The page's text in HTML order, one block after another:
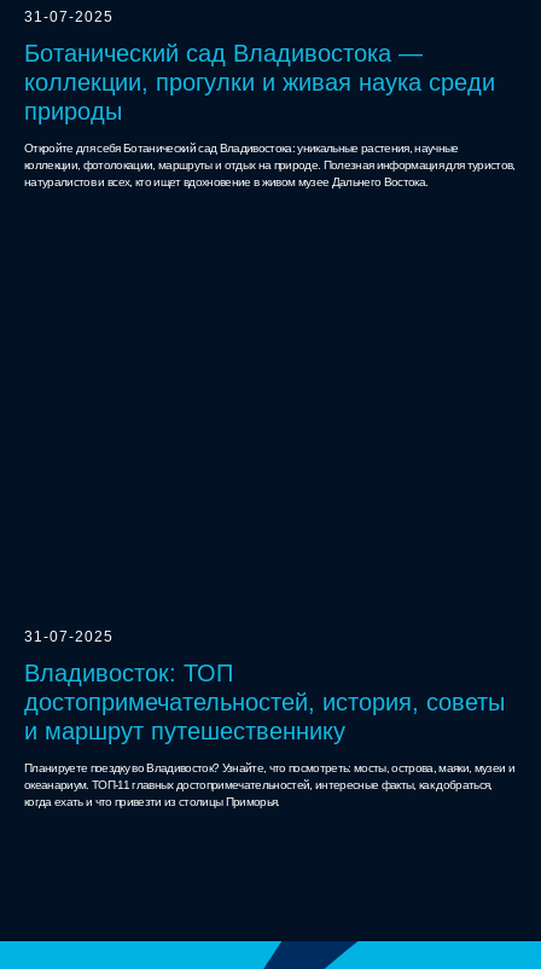
31-07-2025
Ботанический сад Владивостока —
коллекции, прогулки и живая наука среди
природы
Откройте для себя Ботанический сад Владивостока: уникальные растения, научные
коллекции, фотолокации, маршруты и отдых на природе. Полезная информация для туристов,
натуралистов и всех, кто ищет вдохновение в живом музее Дальнего Востока.
31-07-2025
Владивосток: ТОП
достопримечательностей, история, советы
и маршрут путешественнику
Планируете поездку во Владивосток? Узнайте, что посмотреть: мосты, острова, маяки, музеи и
океанариум. ТОП-11 главных достопримечательностей, интересные факты, как добраться,
когда ехать и что привезти из столицы Приморья.